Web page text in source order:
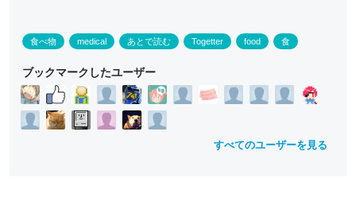
食べ物 medical あとで読む Togetter food 食
ブックマークしたユーザー
すべてのユーザーを見る